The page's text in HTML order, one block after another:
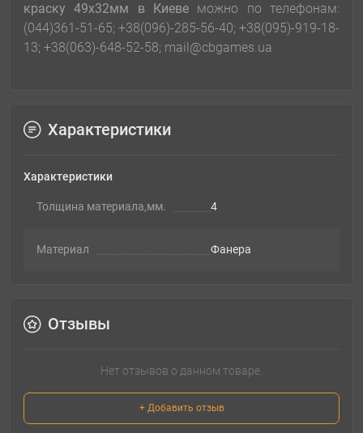
краску 49x32мм в Киеве можно по телефонам:
(044)361-51-65; +38(096)-285-56-40; +38(095)-919-18-
13; +38(063)-648-52-58; mail@cbgames.ua
Характеристики
Характеристики
Толщина материала,мм. 4
Материал Фанера
Отзывы
Нет отзывов о данном товаре.
+ Добавить отзыв